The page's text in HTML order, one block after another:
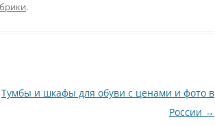
.
Тумбы и шкафы для обуви с ценами и фото в
России →